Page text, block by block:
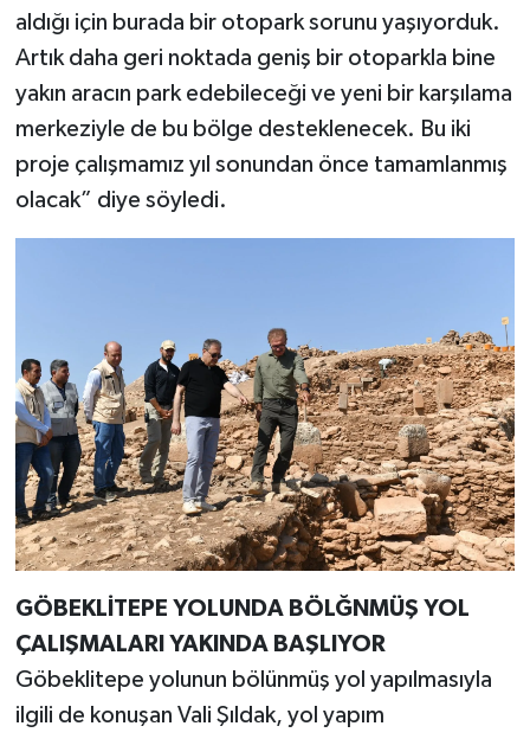
aldığı için burada bir otopark sorunu yaşıyorduk.
Artık daha geri noktada geniş bir otoparkla bine
yakın aracın park edebileceği ve yeni bir karşılama
merkeziyle de bu bölge desteklenecek. Bu iki
proje çalışmamız yıl sonundan önce tamamlanmış
olacak” diye söyledi.
GÖBEKLİTEPE YOLUNDA BÖLĞNMÜŞ YOL
ÇALIŞMALARI YAKINDA BAŞLIYOR
Göbeklitepe yolunun bölünmüş yol yapılmasıyla
ilgili de konuşan Vali Şıldak, yol yapım